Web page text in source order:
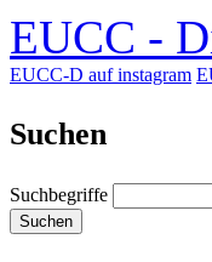
EUCC -
EUCC-D auf instagram
Suchen
Suchbegriffe
Suchen